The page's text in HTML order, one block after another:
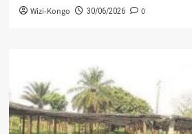
Wizi-Kongo 30/06/2026 0